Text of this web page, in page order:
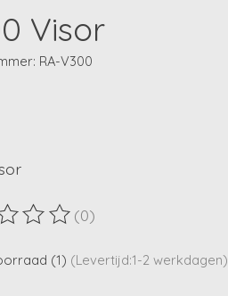
Visor
RA-V300
van dit product is
(0)
(1) (Levertijd:1-2 werkdagen)